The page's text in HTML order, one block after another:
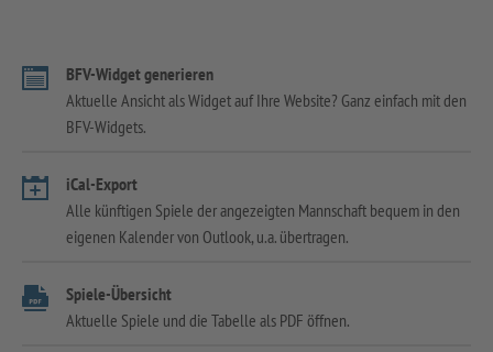
BFV-Widget generieren
Aktuelle Ansicht als Widget auf Ihre Website? Ganz einfach mit den
BFV-Widgets.
iCal-Export
Alle künftigen Spiele der angezeigten Mannschaft bequem in den
eigenen Kalender von Outlook, u.a. übertragen.
Spiele-Übersicht
Aktuelle Spiele und die Tabelle als PDF öffnen.